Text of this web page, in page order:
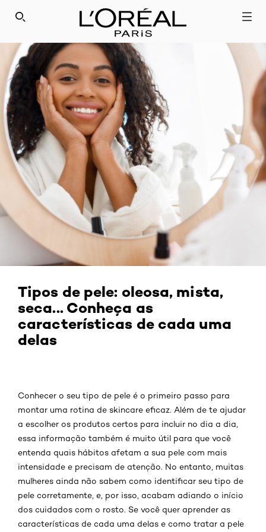
SEARCH THIS SITE
Tipos de pele: oleosa, mista,
seca... Conheça as
características de cada uma
delas
Conhecer o seu tipo de pele é o primeiro passo para
montar uma rotina de skincare eficaz. Além de te ajudar
a escolher os produtos certos para incluir no dia a dia,
essa informação também é muito útil para que você
entenda quais hábitos afetam a sua pele com mais
intensidade e precisam de atenção. No entanto, muitas
mulheres ainda não sabem como identificar seu tipo de
pele corretamente, e, por isso, acabam adiando o início
dos cuidados com o rosto. Se você quer aprender as
características de cada uma delas e como tratar a pele